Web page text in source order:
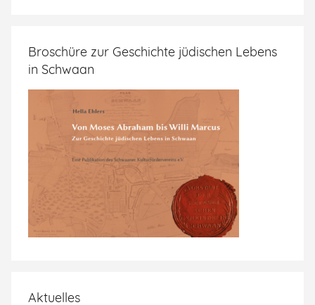
Broschüre zur Geschichte jüdischen Lebens
in Schwaan
Aktuelles